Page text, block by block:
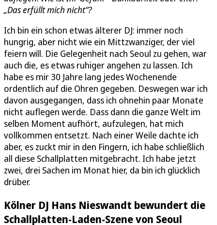
„Das erfüllt mich nicht“?
Ich bin ein schon etwas älterer DJ: immer noch
hungrig, aber nicht wie ein Mittzwanziger, der viel
feiern will. Die Gelegenheit nach Seoul zu gehen, war
auch die, es etwas ruhiger angehen zu lassen. Ich
habe es mir 30 Jahre lang jedes Wochenende
ordentlich auf die Ohren gegeben. Deswegen war ich
davon ausgegangen, dass ich ohnehin paar Monate
nicht auflegen werde. Dass dann die ganze Welt im
selben Moment aufhört, aufzulegen, hat mich
vollkommen entsetzt. Nach einer Weile dachte ich
aber, es zuckt mir in den Fingern, ich habe schließlich
all diese Schallplatten mitgebracht. Ich habe jetzt
zwei, drei Sachen im Monat hier, da bin ich glücklich
drüber.
Kölner DJ Hans Nieswandt bewundert die
Schallplatten-Laden-Szene von Seoul